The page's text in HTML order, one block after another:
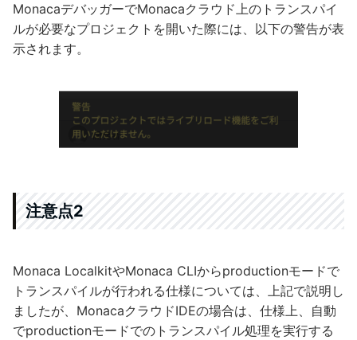
MonacaデバッガーでMonacaクラウド上のトランスパイ
ルが必要なプロジェクトを開いた際には、以下の警告が表
示されます。
注意点2
Monaca LocalkitやMonaca CLIからproductionモードで
トランスパイルが行われる仕様については、上記で説明し
ましたが、MonacaクラウドIDEの場合は、仕様上、自動
でproductionモードでのトランスパイル処理を実行する